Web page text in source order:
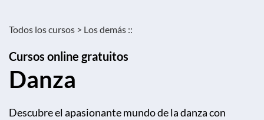
Todos los cursos > Los demás ::
Cursos online gratuitos
Danza
Descubre el apasionante mundo de la danza con